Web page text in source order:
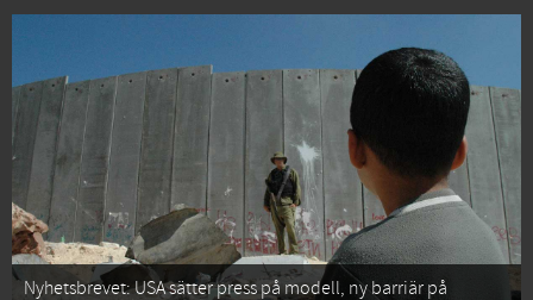
Nyhetsbrevet: USA sätter press på modell, ny barriär på